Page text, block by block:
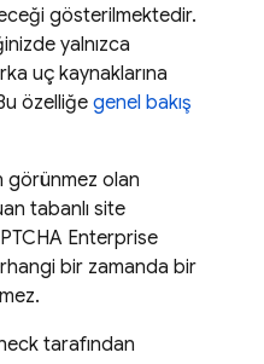
gösterilmektedir.
yalnızca
uç kaynaklarına
özelliğe genel bakış
görünmez olan
tabanlı site
Enterprise
bir zamanda bir
tarafından